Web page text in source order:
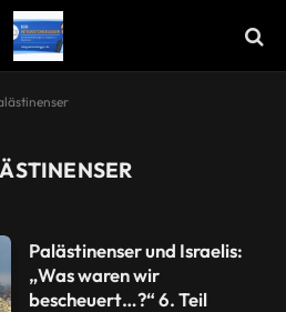
Palästinenser und Israelis:
„Was waren wir
bescheuert…?“ 6. Teil